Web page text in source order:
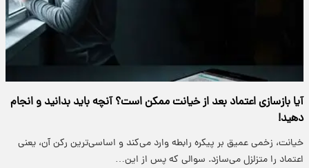
آیا بازسازی اعتماد بعد از خیانت ممکن است؟ آنچه باید بدانید و انجام
دهید!
خیانت، زخمی عمیق بر پیکره رابطه وارد می‌کند و اساسی‌ترین رکن آن، یعنی
اعتماد را متزلزل می‌سازد. سوالی که پس از این…